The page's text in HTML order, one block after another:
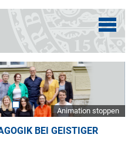
Animation stoppen
BEI GEISTIGER